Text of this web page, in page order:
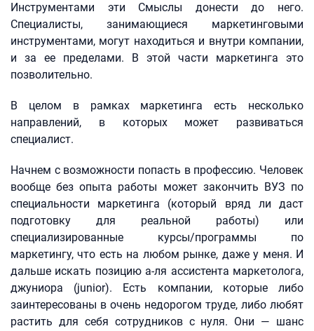
Инструментами эти Смыслы донести до него.
Специалисты, занимающиеся маркетинговыми
инструментами, могут находиться и внутри компании,
и за ее пределами. В этой части маркетинга это
позволительно.
В целом в рамках маркетинга есть несколько
направлений, в которых может развиваться
специалист.
Начнем с возможности попасть в профессию. Человек
вообще без опыта работы может закончить ВУЗ по
специальности маркетинга (который вряд ли даст
подготовку для реальной работы) или
специализированные курсы/программы по
маркетингу, что есть на любом рынке, даже у меня. И
дальше искать позицию а-ля ассистента маркетолога,
джуниора (junior). Есть компании, которые либо
заинтересованы в очень недорогом труде, либо любят
растить для себя сотрудников с нуля. Они — шанс